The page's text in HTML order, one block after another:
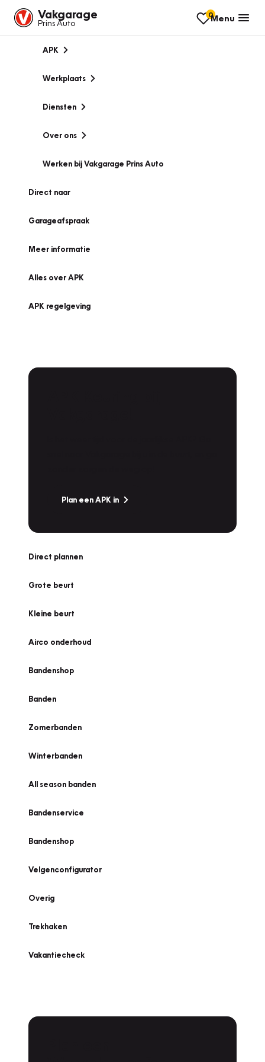
Vakgarage
Prins Auto
0Menu
APK
Werkplaats
Diensten
Over ons
Werken bij Vakgarage Prins Auto
Direct naar
Garageafspraak
Meer informatie
Alles over APK
APK regelgeving
Plan een APK in
Direct plannen
Grote beurt
Kleine beurt
Airco onderhoud
Bandenshop
Banden
Zomerbanden
Winterbanden
All season banden
Bandenservice
Bandenshop
Velgenconfigurator
Overig
Trekhaken
Vakantiecheck